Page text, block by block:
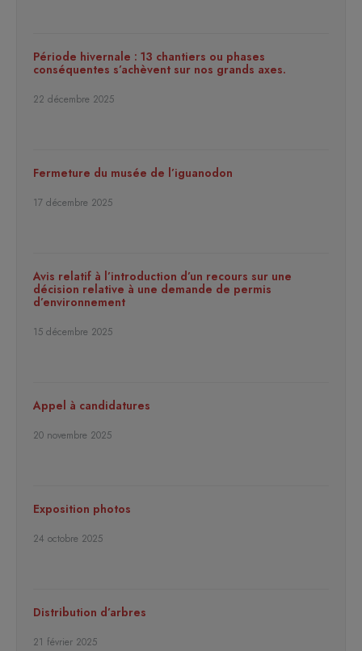
Période hivernale : 13 chantiers ou phases
conséquentes s’achèvent sur nos grands axes.
22 décembre 2025
Fermeture du musée de l’iguanodon
17 décembre 2025
Avis relatif à l’introduction d’un recours sur une
décision relative à une demande de permis
d’environnement
15 décembre 2025
Appel à candidatures
20 novembre 2025
Exposition photos
24 octobre 2025
Distribution d’arbres
21 février 2025